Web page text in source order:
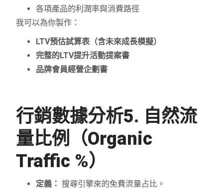
各項產品的利潤率與消費路徑
我可以為你製作：
LTV預估試算表（含未來成長模擬）
完整的LTV提升活動提案書
品牌會員經營企劃書
行銷數據分析5. 自然流
量比例（Organic
Traffic %）
定義： 搜尋引擎來的免費流量占比。